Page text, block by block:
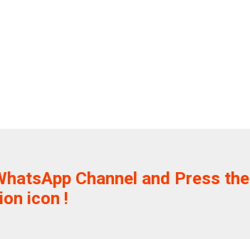
Channel and Press the
icon !